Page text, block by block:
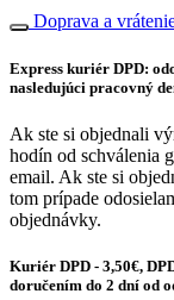
Doprava a
Express kuriér DPD:
nasledujúci pracovný
Ak ste si objednali
hodín od schválenia
email. Ak ste si
tom prípade
objednávky.
Kuriér DPD - 3,50€,
doručením do 2 dní od